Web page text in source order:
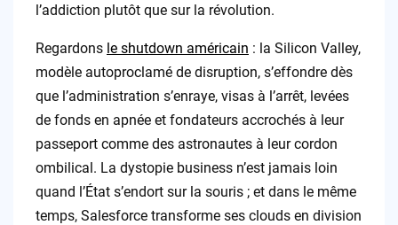
l’addiction plutôt que sur la révolution.
Regardons le shutdown américain : la Silicon Valley,
modèle autoproclamé de disruption, s’effondre dès
que l’administration s’enraye, visas à l’arrêt, levées
de fonds en apnée et fondateurs accrochés à leur
passeport comme des astronautes à leur cordon
ombilical. La dystopie business n’est jamais loin
quand l’État s’endort sur la souris ; et dans le même
temps, Salesforce transforme ses clouds en division